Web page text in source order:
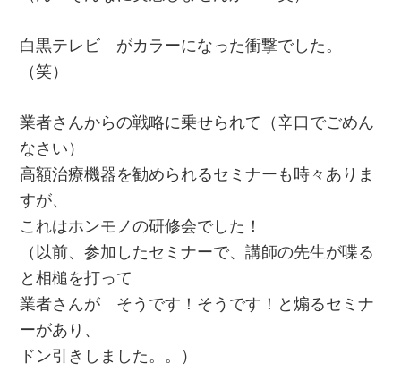
白黒テレビ がカラーになった衝撃でした。
（笑）
業者さんからの戦略に乗せられて（辛口でごめん
なさい）
高額治療機器を勧められるセミナーも時々ありま
すが、
これはホンモノの研修会でした！
（以前、参加したセミナーで、講師の先生が喋る
と相槌を打って
業者さんが そうです！そうです！と煽るセミナ
ーがあり、
ドン引きしました。。）